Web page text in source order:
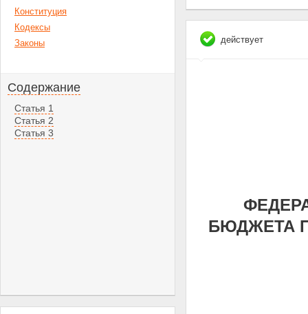
Конституция
Кодексы
Законы
Содержание
Статья 1
Статья 2
Статья 3
действует
БЮДЖЕТА